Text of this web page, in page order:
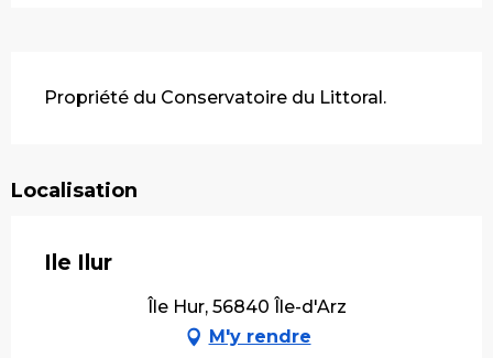
Propriété du Conservatoire du Littoral.
Localisation
Ile Ilur
Île Hur, 56840 Île-d'Arz
M'y rendre